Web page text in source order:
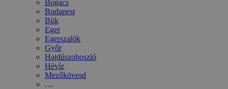
Bogács
Budapest
Bük
Eger
Egerszalók
Győr
Hajdúszoboszló
Hévíz
Mezőkövesd
…